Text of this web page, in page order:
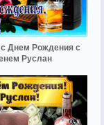
Днем Рождения с
Руслан